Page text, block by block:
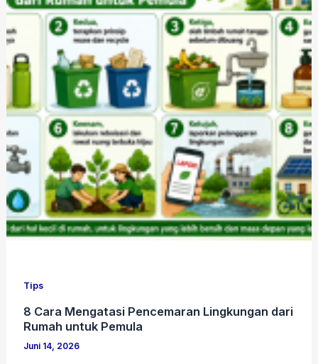
Tips
8 Cara Mengatasi Pencemaran Lingkungan dari
Rumah untuk Pemula
Juni 14, 2026